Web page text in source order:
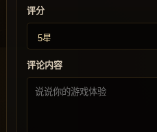
评分
评论内容